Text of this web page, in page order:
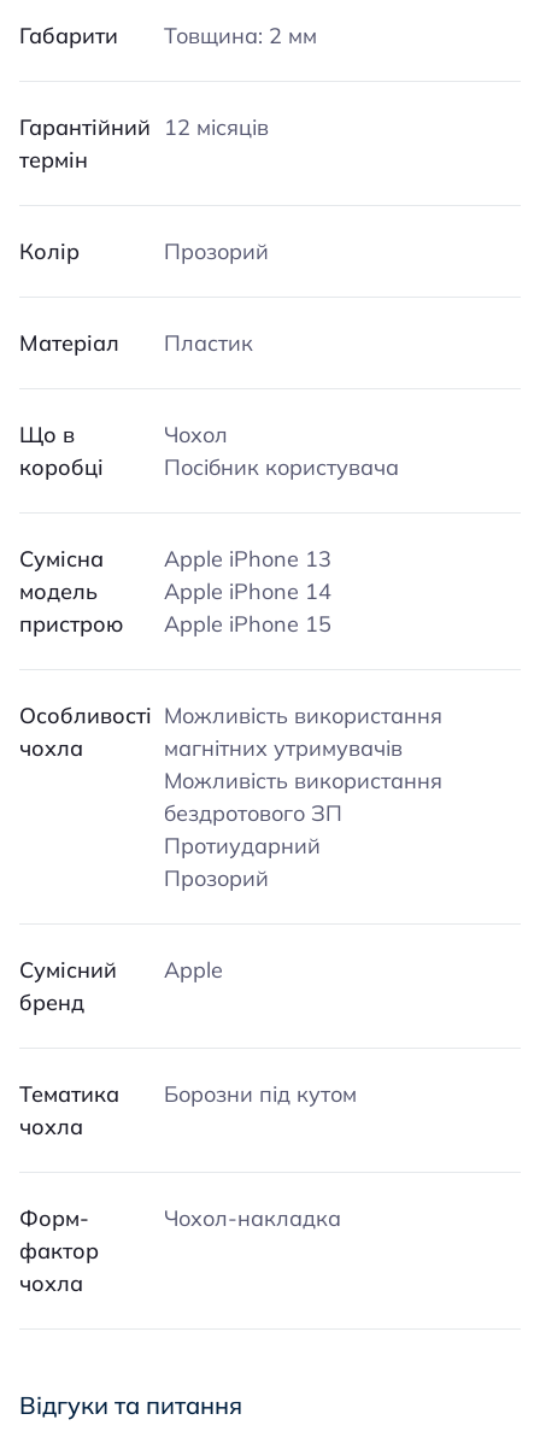
Габарити Товщина: 2 мм
Гарантійний
термін
12 місяців
Колір Прозорий
Матеріал Пластик
Що в
коробці
Чохол
Посібник користувача
Сумісна
модель
пристрою
Apple iPhone 13
Apple iPhone 14
Apple iPhone 15
Особливості
чохла
Можливість використання
магнітних утримувачів
Можливість використання
бездротового ЗП
Протиударний
Прозорий
Сумісний
бренд
Apple
Тематика
чохла
Борозни під кутом
Форм-
фактор
чохла
Чохол-накладка
Відгуки та питання